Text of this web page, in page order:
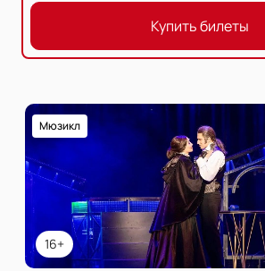
Купить билеты
16+
Мюзикл